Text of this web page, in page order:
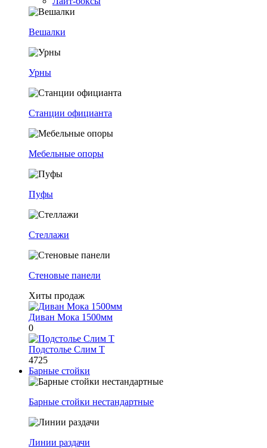
Вешалки
Урны
Станции официанта
Мебельные опоры
Пуфы
Стеллажи
Стеновые панели
Хиты продаж
Диван Мока 1500мм
0
Подстолье Слим Т
4725
Барные стойки
Барные стойки нестандартные
Линии раздачи